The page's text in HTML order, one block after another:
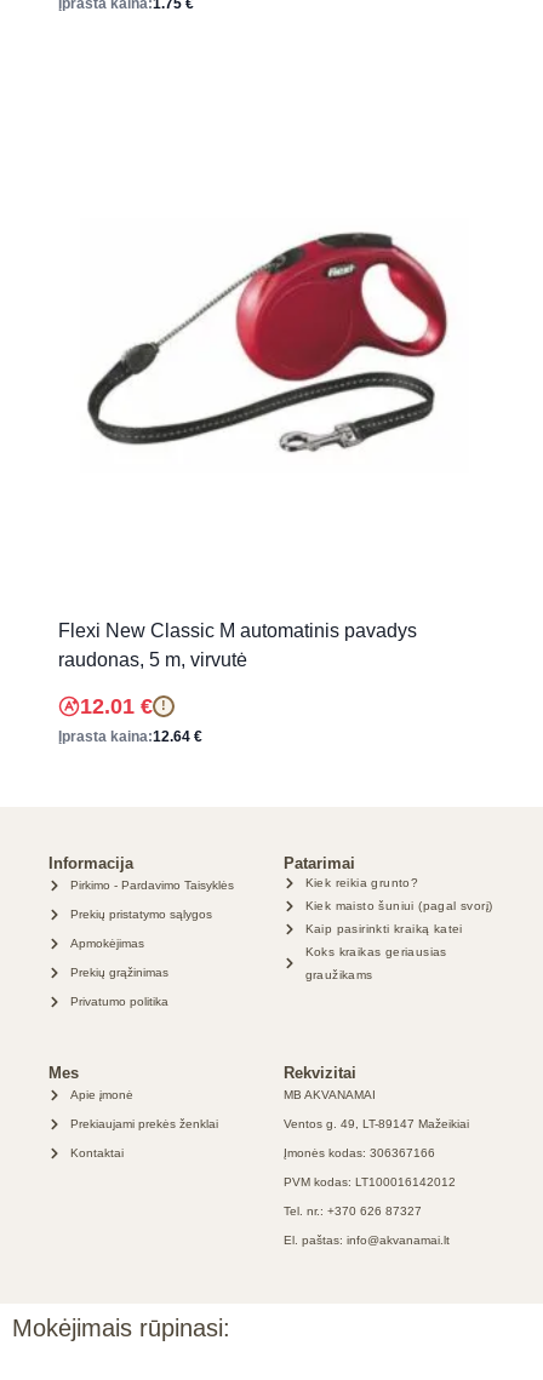
Flexi New Classic M automatinis pavadys
raudonas, 5 m, virvutė
12.01 € !
Įprasta kaina:12.64 €
Informacija
Pirkimo - Pardavimo Taisyklės
Prekių pristatymo sąlygos
Apmokėjimas
Prekių grąžinimas
Privatumo politika
Patarimai
Kiek reikia grunto?
Kiek maisto šuniui (pagal svorį)
Kaip pasirinkti kraiką katei
Koks kraikas geriausias
graužikams
Mes
Apie įmonė
Prekiaujami prekės ženklai
Kontaktai
Rekvizitai
MB AKVANAMAI
Ventos g. 49, LT-89147 Mažeikiai
Įmonės kodas: 306367166
PVM kodas: LT100016142012
Tel. nr.: +370 626 87327
El. paštas: info@akvanamai.lt
Mokėjimais rūpinasi: